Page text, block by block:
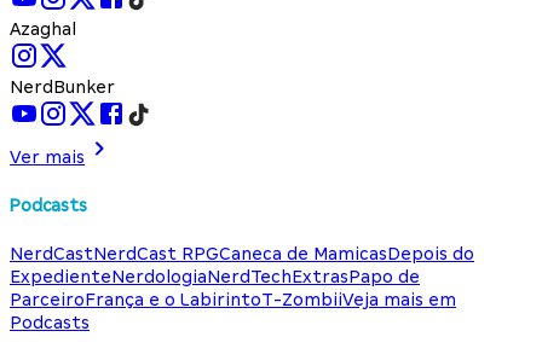
Azaghal
NerdBunker
Ver mais
Podcasts
NerdCastNerdCast RPGCaneca de MamicasDepois do
ExpedienteNerdologiaNerdTechExtrasPapo de
ParceiroFrança e o LabirintoT-ZombiiVeja mais em
Podcasts